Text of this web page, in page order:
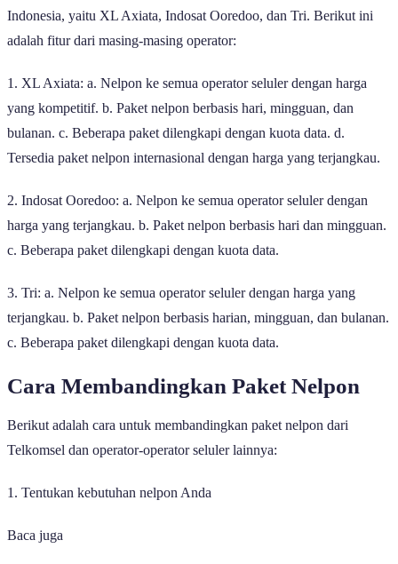
Indonesia, yaitu XL Axiata, Indosat Ooredoo, dan Tri. Berikut ini
adalah fitur dari masing-masing operator:
1. XL Axiata: a. Nelpon ke semua operator seluler dengan harga
yang kompetitif. b. Paket nelpon berbasis hari, mingguan, dan
bulanan. c. Beberapa paket dilengkapi dengan kuota data. d.
Tersedia paket nelpon internasional dengan harga yang terjangkau.
2. Indosat Ooredoo: a. Nelpon ke semua operator seluler dengan
harga yang terjangkau. b. Paket nelpon berbasis hari dan mingguan.
c. Beberapa paket dilengkapi dengan kuota data.
3. Tri: a. Nelpon ke semua operator seluler dengan harga yang
terjangkau. b. Paket nelpon berbasis harian, mingguan, dan bulanan.
c. Beberapa paket dilengkapi dengan kuota data.
Cara Membandingkan Paket Nelpon
Berikut adalah cara untuk membandingkan paket nelpon dari
Telkomsel dan operator-operator seluler lainnya:
1. Tentukan kebutuhan nelpon Anda
Baca juga